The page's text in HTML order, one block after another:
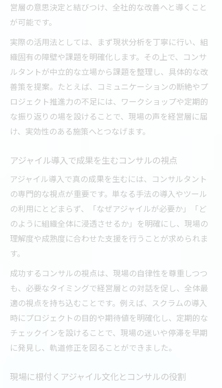
営層の意思決定と結びつけ、全社的な改善へと導くこと
が可能です。
実際の活用法としては、まず現状分析を丁寧に行い、組
織固有の障壁や課題を明確化します。その上で、コンサ
ルタントが中立的な立場から課題を整理し、具体的な改
善策を提案。たとえば、コミュニケーションの断絶やプ
ロジェクト推進力の不足には、ワークショップや定期的
な振り返りの場を設けることで、現場の声を経営層に届
け、実効性のある施策へとつなげます。
アジャイル導入で成果を生むコンサルの視点
アジャイル導入で真の成果を生むには、コンサルタント
の専門的な視点が重要です。単なる手法の導入やツール
の利用にとどまらず、「なぜアジャイルが必要か」「ど
のように組織全体に浸透させるか」を明確にし、現場の
理解度や成熟度に合わせた支援を行うことが求められま
す。
成功するコンサルの視点は、現場の自律性を尊重しつつ
も、必要なタイミングで経営層との対話を促し、全体最
適の視点を持ち込むことです。例えば、スクラムの導入
時にプロジェクトの目的や期待値を明確化し、定期的な
チェックインを設けることで、現場の迷いや停滞を早期
に発見し、軌道修正を図ることができました。
現場に根付くアジャイル文化とコンサルの役割